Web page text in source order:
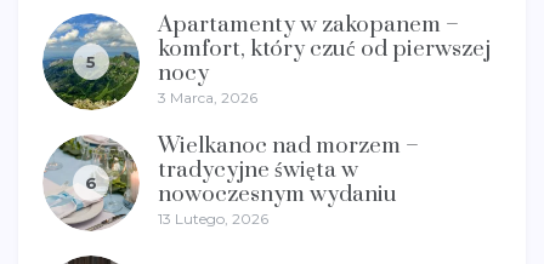
5
Apartamenty w zakopanem –
komfort, który czuć od pierwszej
nocy
3 Marca, 2026
6
Wielkanoc nad morzem –
tradycyjne święta w
nowoczesnym wydaniu
13 Lutego, 2026